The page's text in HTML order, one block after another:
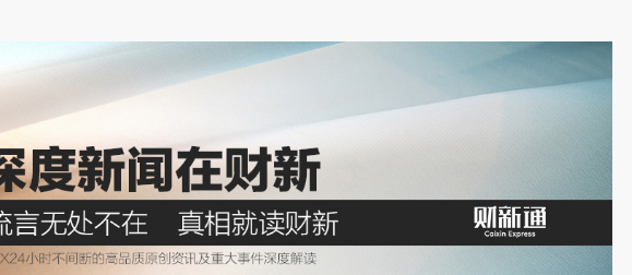
，否则，没有人能够走得进承诺了伟大梦想的「新时代」。
在本质上来说，是方向的迷失与远见的丧失，进一步来讲则是根源于由哲学的
论的僵化所导致的「思想的贫困」。正如哲学家怀特海所说「最抽象的东西是解
有力的武器」，理论已经不再是我们愿不愿和要不要的问题，而是一个我们已然
论化的世界而现如今必须建构什么样的「新理论」以超越「旧理论」的问题。
公